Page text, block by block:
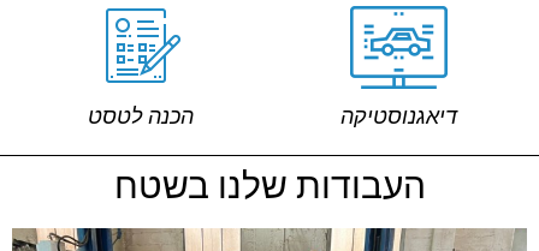
דיאגנוסטיקה הכנה לטסט
העבודות שלנו בשטח